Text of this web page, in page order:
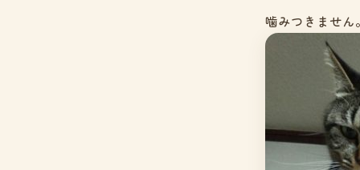
噛みつきません